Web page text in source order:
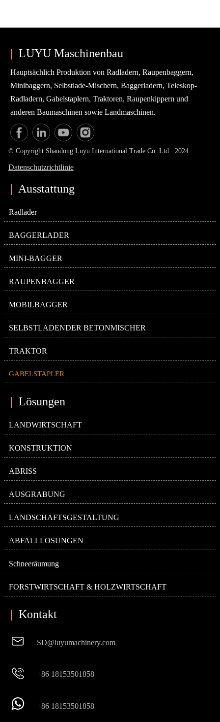
LUYU Maschinenbau
Hauptsächlich Produktion von Radladern, Raupenbaggern,
Minibaggern, Selbstlade-Mischern, Baggerladern, Teleskop-
Radladern, Gabelstaplern, Traktoren, Raupenkippern und
anderen Baumaschinen sowie Landmaschinen.
© Copyright Shandong Luyu International Trade Co. Ltd. 2024
Datenschutzrichtlinie
Ausstattung
Radlader
BAGGERLADER
MINI-BAGGER
RAUPENBAGGER
MOBILBAGGER
SELBSTLADENDER BETONMISCHER
TRAKTOR
GABELSTAPLER
| Lösungen
LANDWIRTSCHAFT
KONSTRUKTION
ABRISS
AUSGRABUNG
LANDSCHAFTSGESTALTUNG
ABFALLLÖSUNGEN
Schneeräumung
FORSTWIRTSCHAFT & HOLZWIRTSCHAFT
Kontakt
 SD@luyumachinery.com
 +86 18153501858
 +86 18153501858